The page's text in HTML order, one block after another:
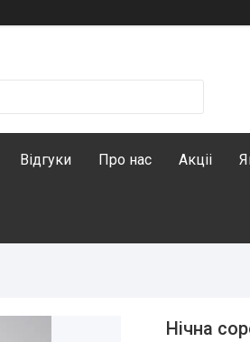
Відгуки Про нас Акціі
Нічна